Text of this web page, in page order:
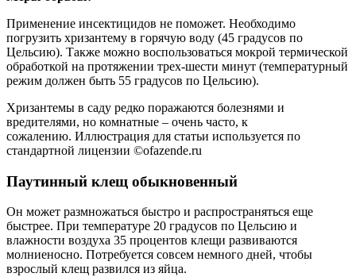
Применение инсектицидов не поможет. Необходимо
погрузить хризантему в горячую воду (45 градусов по
Цельсию). Также можно воспользоваться мокрой термической
обработкой на протяжении трех-шести минут (температурный
режим должен быть 55 градусов по Цельсию).
Хризантемы в саду редко поражаются болезнями и
вредителями, но комнатные – очень часто, к
сожалению. Иллюстрация для статьи используется по
стандартной лицензии ©ofazende.ru
Паутинный клещ обыкновенный
Он может размножаться быстро и распространяться еще
быстрее. При температуре 20 градусов по Цельсию и
влажности воздуха 35 процентов клещи развиваются
молниеносно. Потребуется совсем немного дней, чтобы
взрослый клещ развился из яйца.